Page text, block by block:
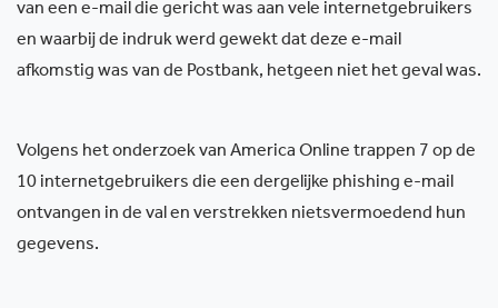
van een e-mail die gericht was aan vele internetgebruikers
en waarbij de indruk werd gewekt dat deze e-mail
afkomstig was van de Postbank, hetgeen niet het geval was.
Volgens het onderzoek van America Online trappen 7 op de
10 internetgebruikers die een dergelijke phishing e-mail
ontvangen in de val en verstrekken nietsvermoedend hun
gegevens.